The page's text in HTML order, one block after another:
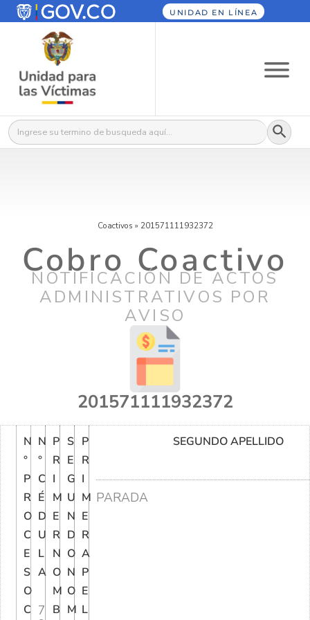
UNIDAD EN LÍNEA
Buscar: Botón
Coactivos » 201571111932372
Cobro Coactivo
NOTIFICACIÓN DE ACTOS
ADMINISTRATIVOS POR
AVISO
201571111932372
N
°
P
R
O
C
E
S
O
C
N
°
C
É
D
U
L
A
7
P
R
I
M
E
R
N
O
M
B
S
E
G
U
N
D
O
N
O
M
P
R
I
M
E
R
A
P
E
L
SEGUNDO APELLIDO
PARADA